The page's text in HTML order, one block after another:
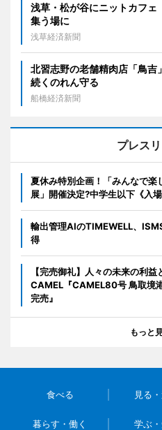
浅草・松が谷にニットカフ
集う場に
浅草経済新聞
北習志野の老舗精肉店「鳥
続くのれん守る
船橋経済新聞
プレス
夏休み特別企画！「みんなで楽
展」開催決定?中学生以下《入
輸出管理AIのTIMEWELL、
得
【完売御礼】人々の未来の利
CAMEL『CAMEL80号 鳥取境
完売』
もっと
食べる 見る
暮らす・働く 学ぶ